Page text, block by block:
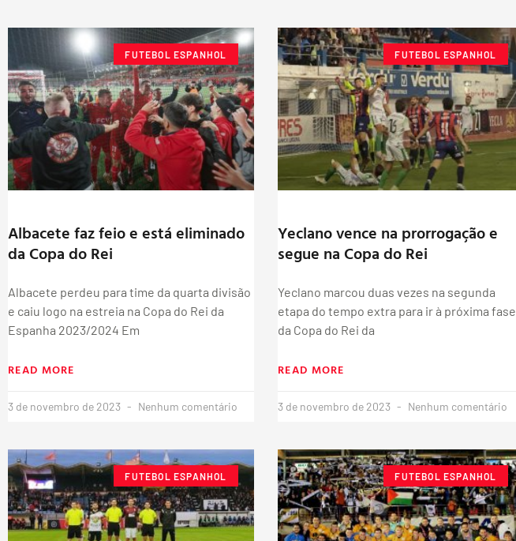
FUTEBOL ESPANHOL
Albacete faz feio e está eliminado
da Copa do Rei
Albacete perdeu para time da quarta divisão
e caiu logo na estreia na Copa do Rei da
Espanha 2023/2024 Em
READ MORE
3 de novembro de 2023 Nenhum comentário
FUTEBOL ESPANHOL
Yeclano vence na prorrogação e
segue na Copa do Rei
Yeclano marcou duas vezes na segunda
etapa do tempo extra para ir à próxima fase
da Copa do Rei da
READ MORE
3 de novembro de 2023 Nenhum comentário
FUTEBOL ESPANHOL FUTEBOL ESPANHOL